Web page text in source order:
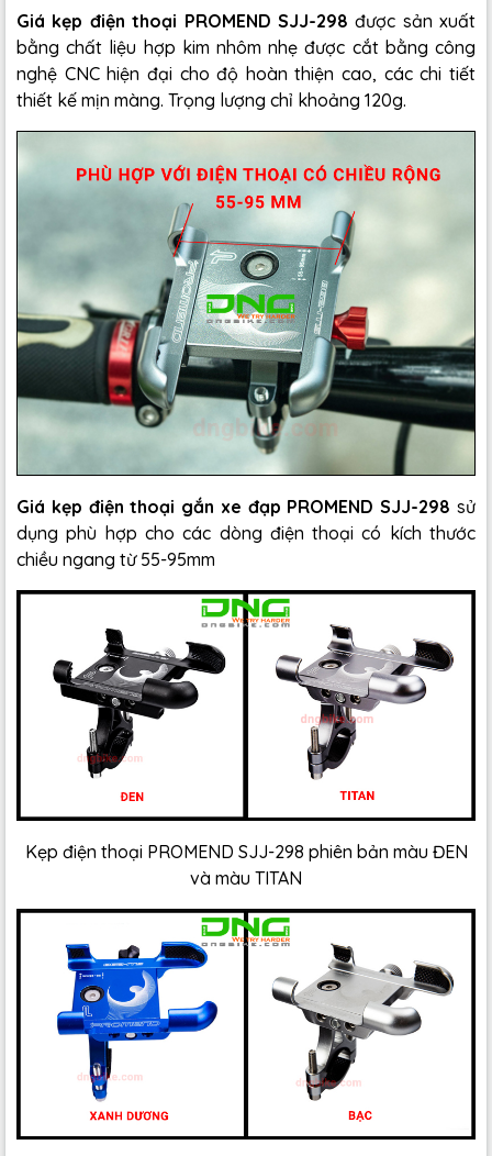
Giá kẹp điện thoại PROMEND SJJ-298 được sản xuất
bằng chất liệu hợp kim nhôm nhẹ được cắt bằng công
nghệ CNC hiện đại cho độ hoàn thiện cao, các chi tiết
thiết kế mịn màng. Trọng lượng chỉ khoảng 120g.
Giá kẹp điện thoại gắn xe đạp PROMEND SJJ-298 sử
dụng phù hợp cho các dòng điện thoại có kích thước
chiều ngang từ 55-95mm
Kẹp điện thoại PROMEND SJJ-298 phiên bản màu ĐEN
và màu TITAN